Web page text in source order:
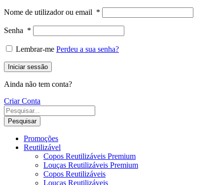
Nome de utilizador ou email *
Senha *
Lembrar-me Perdeu a sua senha?
Iniciar sessão
Ainda não tem conta?
Criar Conta
Pesquisar
Promoções
Reutilizável
Copos Reutilizáveis Premium
Louças Reutilizáveis Premium
Copos Reutilizáveis
Louças Reutilizáveis